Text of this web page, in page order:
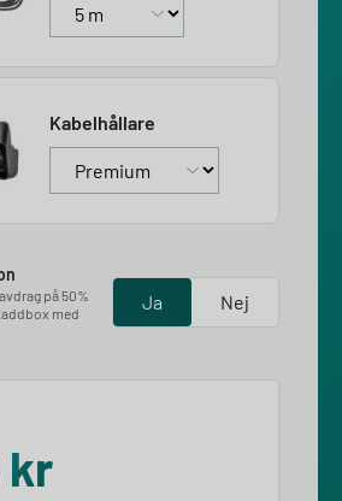
Kabelhållare
på 50%
med
Ja Nej
kr